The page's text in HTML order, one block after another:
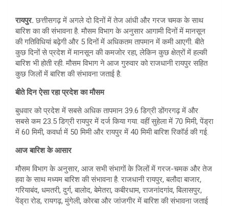
s
A
p
p
ar
e
रायपुर. छत्तीसगढ़ में अगले दो दिनों में तेज आंधी और गरज चमक के साथ
बारिश का की संभावना है. मौसम विभाग के अनुसार आगामी दिनों में मानसून
की गतिविधियां बढ़ेगी और 5 दिनों में अधिकतम तापमान में कमी आएगी. बीते
कुछ दिनों से प्रदेश में मानसून की कमजोर रहा, लेकिन कुछ क्षेत्रों में हल्की
बारिश भी होती रही. मौसम विभाग ने आज गुरुवार को राजधानी रायपुर सहित
कुछ जिलों में बारिश की संभावना जताई है.
बीते दिन ऐसा रहा प्रदेश का मौसम
बुधवार को प्रदेश में सबसे अधिक तापमान 39.6 डिग्री डोंगरगढ़ में और
सबसे कम 23.5 डिग्री रायपुर में दर्ज किया गया. वहीं सुहेला में 70 मिमी, पेंड्रा
में 60 मिमी, कवर्धा में 50 मिमी और रायपुर में 40 मिमी बारिश रिकॉर्ड की गई.
आज बारिश के आसार
मौसम विभाग के अनुसार, आज सभी संभागों के जिलों में गरज-चमक और तेज
हवा के साथ मध्यम बारिश की संभावना है. राजधानी रायपुर, बलौदा बाजार,
गरियाबंद, धमतरी, दुर्ग, बालोद, बेमेतरा, कबीरधाम, राजनांदगांव, बिलासपुर,
पेंड्रा रोड, रायगढ़, मुंगेली, कोरबा और जांजगीर में बारिश की संभावना जताई